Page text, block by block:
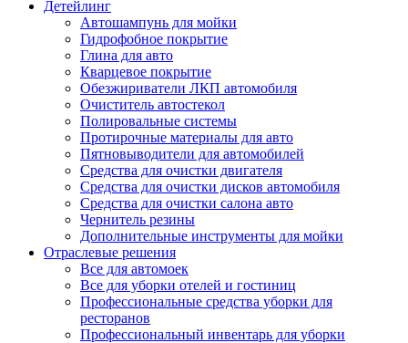
Детейлинг
Автошампунь для мойки
Гидрофобное покрытие
Глина для авто
Кварцевое покрытие
Обезжириватели ЛКП автомобиля
Очиститель автостекол
Полировальные системы
Протирочные материалы для авто
Пятновыводители для автомобилей
Средства для очистки двигателя
Средства для очистки дисков автомобиля
Средства для очистки салона авто
Чернитель резины
Дополнительные инструменты для мойки
Отраслевые решения
Все для автомоек
Все для уборки отелей и гостиниц
Профессиональные средства уборки для
ресторанов
Профессиональный инвентарь для уборки